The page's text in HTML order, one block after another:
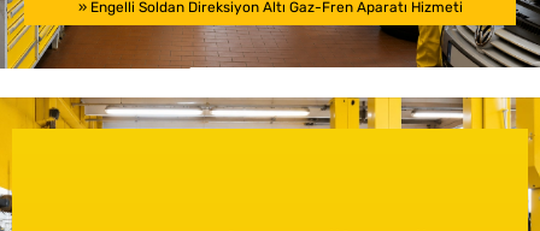
» Engelli Soldan Direksiyon Altı Gaz-Fren Aparatı Hizmeti